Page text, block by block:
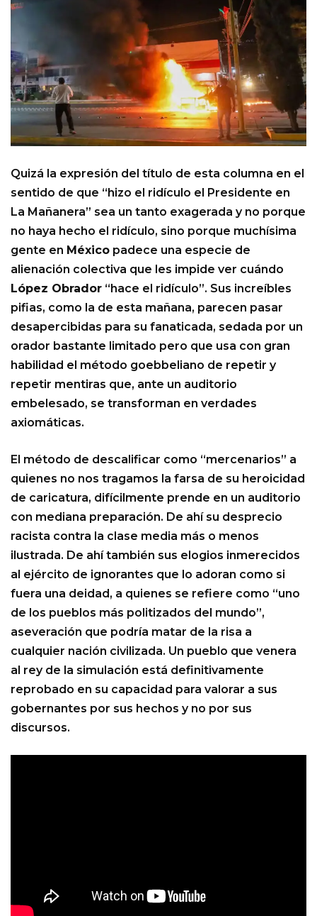
Quizá la expresión del título de esta columna en el
sentido de que “hizo el ridículo el Presidente en
La Mañanera” sea un tanto exagerada y no porque
no haya hecho el ridículo, sino porque muchísima
gente en México padece una especie de
alienación colectiva que les impide ver cuándo
López Obrador “hace el ridículo”. Sus increíbles
pifias, como la de esta mañana, parecen pasar
desapercibidas para su fanaticada, sedada por un
orador bastante limitado pero que usa con gran
habilidad el método goebbeliano de repetir y
repetir mentiras que, ante un auditorio
embelesado, se transforman en verdades
axiomáticas.
El método de descalificar como “mercenarios” a
quienes no nos tragamos la farsa de su heroicidad
de caricatura, difícilmente prende en un auditorio
con mediana preparación. De ahí su desprecio
racista contra la clase media más o menos
ilustrada. De ahí también sus elogios inmerecidos
al ejército de ignorantes que lo adoran como si
fuera una deidad, a quienes se refiere como “uno
de los pueblos más politizados del mundo”,
aseveración que podría matar de la risa a
cualquier nación civilizada. Un pueblo que venera
al rey de la simulación está definitivamente
reprobado en su capacidad para valorar a sus
gobernantes por sus hechos y no por sus
discursos.